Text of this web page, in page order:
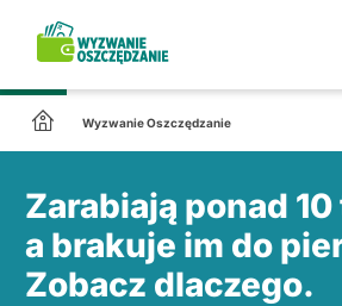
Wyzwanie Oszczędzanie
Zarabiają ponad
a brakuje im do
Zobacz dlaczego.